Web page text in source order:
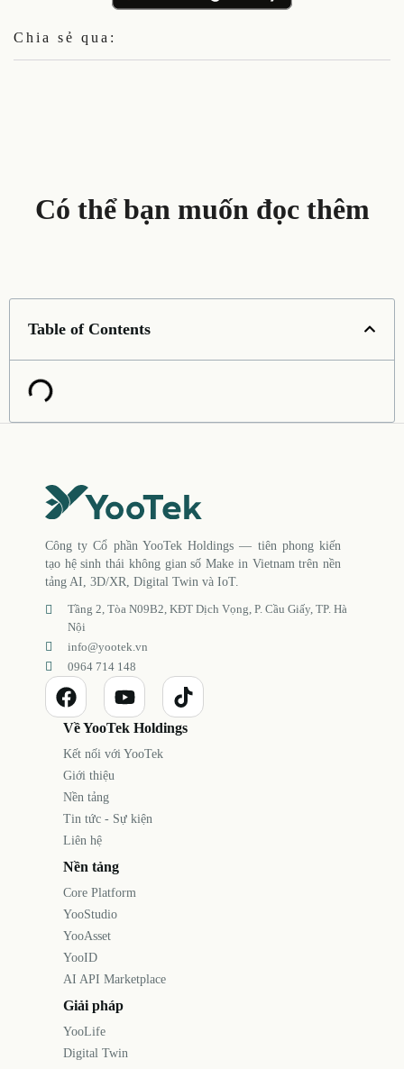
Chia sẻ qua:
Có thể bạn muốn đọc thêm
Table of Contents
Công ty Cổ phần YooTek Holdings — tiên phong kiến
tạo hệ sinh thái không gian số Make in Vietnam trên nền
tảng AI, 3D/XR, Digital Twin và IoT.
Tầng 2, Tòa N09B2, KĐT Dịch Vọng, P. Cầu Giấy, TP. Hà
Nội
info@yootek.vn
0964 714 148
Về YooTek Holdings
Kết nối với YooTek
Giới thiệu
Nền tảng
Tin tức - Sự kiện
Liên hệ
Nền tảng
Core Platform
YooStudio
YooAsset
YooID
AI API Marketplace
Giải pháp
YooLife
Digital Twin